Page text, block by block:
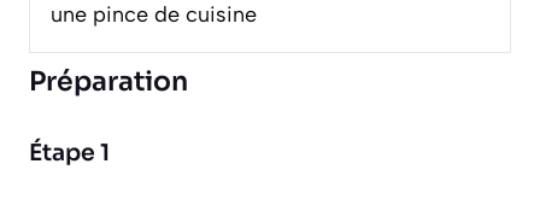
une pince de cuisine
Préparation
Étape 1